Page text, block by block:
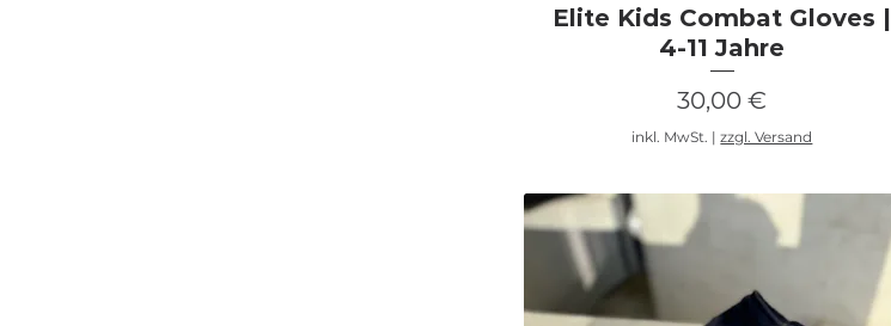
Elite Kids Combat Gloves |
4-11 Jahre
Preis
30,00 €
inkl. MwSt. |zzgl. Versand